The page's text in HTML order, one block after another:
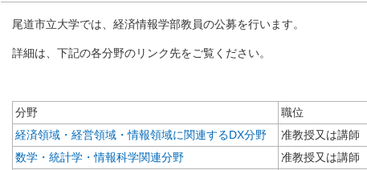
尾道市立大学では、経済情報学部教員の公募を行います。
詳細は、下記の各分野のリンク先をご覧ください。
分野 職位
経済領域・経営領域・情報領域に関連するDX分野
准教授又は講師
数学・統計学・情報科学関連分野
准教授又は講師